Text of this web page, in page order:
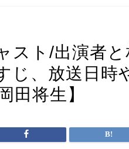
スト/出演者
じ、放送日時
田将生】